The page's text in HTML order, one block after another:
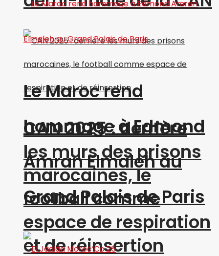
CAN 2025 : derrière
les murs des prisons
marocaines, le
football comme
espace de respiration
et de réinsertion
Le Maroc rend
hommage à Edmond
Amran Elmaleh au
Grand Palais de Paris